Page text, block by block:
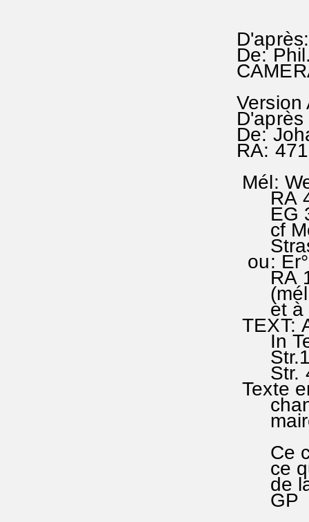
De:
Version
De:
RA: 471
Mél:
RA
EG
cf Mél
ou:
RA
et à
TEXT:
In
Str.1-
Str.
Texte
maire
Ce
ce qui
de la
GP